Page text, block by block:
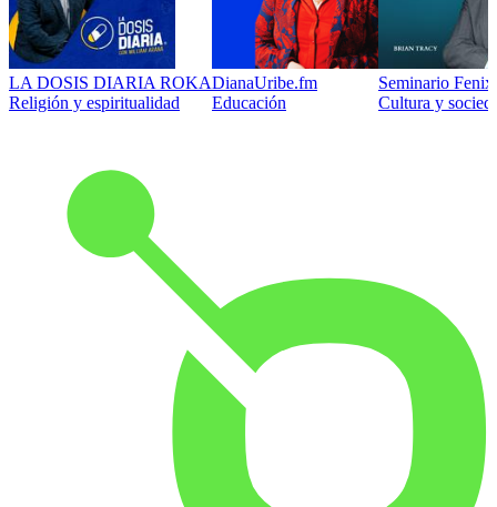
LA DOSIS DIARIA ROKA
Religión y espiritualidad
DianaUribe.fm
Educación
Seminario
Cultura y